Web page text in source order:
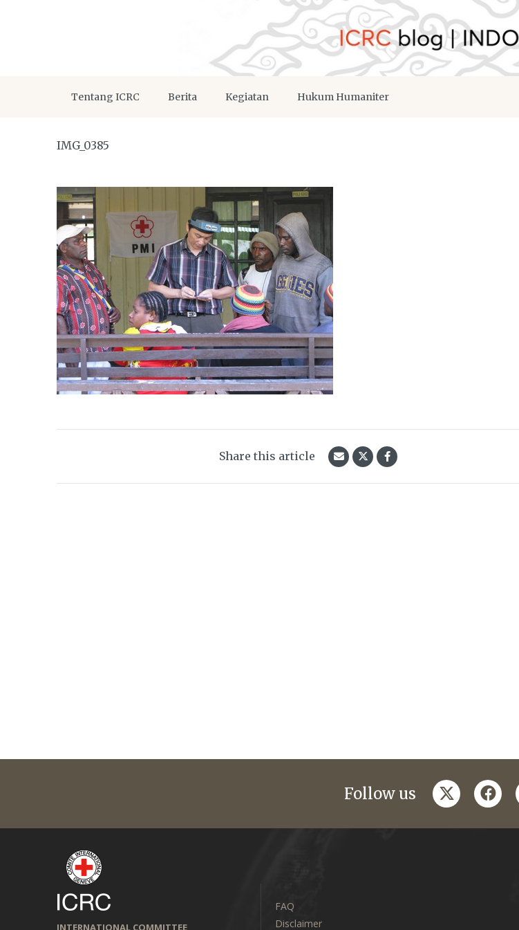
Tentang ICRC Berita Kegiatan Hukum Humaniter
IMG_0385
Share this article
Follow us twitter
INTERNATIONAL COMMITTEE
FAQ
Disclaimer